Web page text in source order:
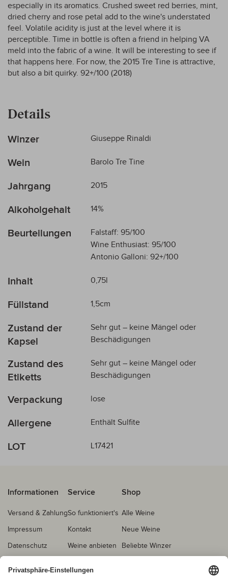
especially in its aromatics. Crushed sweet red berries, mint,
dried cherry and rose petal add to the wine's understated
feel. Volatile acidity is just at the level where it is
perceptible. Time in bottle is often a friend in helping VA
meld into the fabric of a wine. It will be interesting to see if
that happens here. For now, the 2015 Tre Tine is attractive,
but also a bit quirky. 92+/100 (2018)
Details
Mehr
Winzer Giuseppe Rinaldi
Wein Barolo Tre Tine
Jahrgang 2015
Alkoholgehalt 14%
Beurteilungen
Falstaff: 95/100
Wine Enthusiast: 95/100
Antonio Galloni: 92+/100
Inhalt 0,75l
Füllstand 1,5cm
Zustand der
Kapsel
Sehr gut – keine Mängel oder
Beschädigungen
Zustand des
Etiketts
Sehr gut – keine Mängel oder
Beschädigungen
Verpackung lose
Allergene Enthält Sulfite
LOT L17421
Informationen
Versand & Zahlung
Impressum
Datenschutz
Service
So funktioniert's
Kontakt
Weine anbieten
Shop
Alle Weine
Neue Weine
Beliebte Winzer